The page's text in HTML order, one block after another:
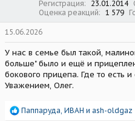
Регистрация 23.01.2014
Оценка реакций
1 579
15.06.2026
У нас в семье был такой,
больше" было и ещё и
бокового прицепа. Где то есть
Уважением, Олег.
Р
Паппаруда, ИВАН и ash-oldgaz